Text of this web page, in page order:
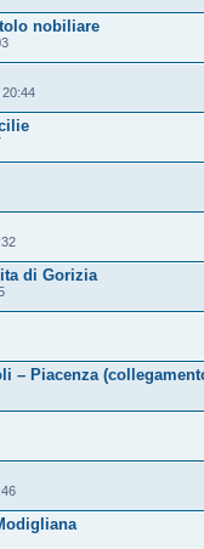
nobiliare
di Gorizia
– Piacenza